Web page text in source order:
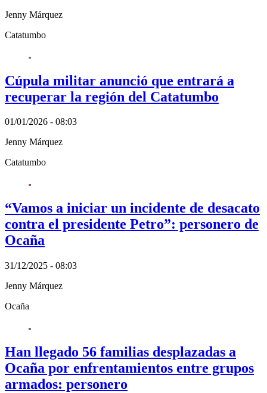
Jenny Márquez
Catatumbo
Cúpula militar anunció que entrará a
recuperar la región del Catatumbo
01/01/2026 - 08:03
Jenny Márquez
Catatumbo
“Vamos a iniciar un incidente de desacato
contra el presidente Petro”: personero de
Ocaña
31/12/2025 - 08:03
Jenny Márquez
Ocaña
Han llegado 56 familias desplazadas a
Ocaña por enfrentamientos entre grupos
armados: personero